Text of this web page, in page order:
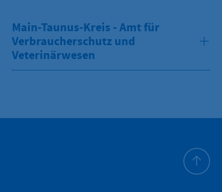
Main-Taunus-Kreis - Amt für
Verbraucherschutz und
Veterinärwesen